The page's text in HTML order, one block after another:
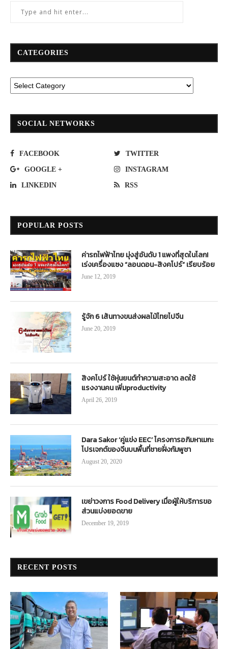
CATEGORIES
SOCIAL NETWORKS
FACEBOOK TWITTER
GOOGLE + INSTAGRAM
LINKEDIN RSS
POPULAR POSTS
ค่ารถไฟฟ้าไทย มุ่งสู่อันดับ 1 แพงที่สุดในโลก!
เร่งเครื่องแซง “ลอนดอน-สิงคโปร์” เรียบร้อย
June 12, 2019
รู้จัก 6 เส้นทางขนส่งผลไม้ไทยไปจีน
June 20, 2019
สิงคโปร์ ใช้หุ่นยนต์ทำความสะอาด ลดใช้
แรงงานคน เพิ่มproductivity
April 26, 2019
Dara Sakor ‘คู่แข่ง EEC’ โครงการอภิมหาเมกะ
โปรเจกต์ของจีนบนพื้นที่ชายฝั่งกัมพูชา
August 20, 2020
เขย่าวงการ Food Delivery เมื่อผู้ให้บริการขอ
ส่วนแบ่งยอดขาย
December 19, 2019
RECENT POSTS